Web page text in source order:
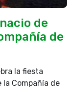
de
de
la fiesta
Compañía de